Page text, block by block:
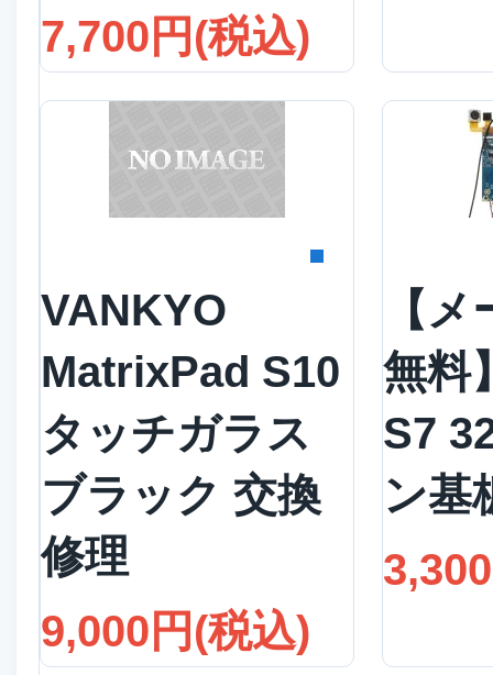
7,700円(税込)
VANKYO
MatrixPad S10
タッチガラス
ブラック 交換
修理
9,000円(税込)
【
無料
S7
ン基